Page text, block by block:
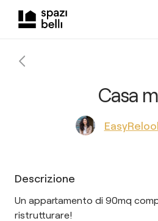
Casa
Descrizione
Un appartamento di 90mq
ristrutturare!